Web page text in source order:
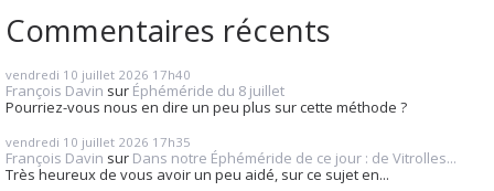
Commentaires récents
vendredi 10 juillet 2026 17h40
François Davin sur Éphéméride du 8 juillet
Pourriez-vous nous en dire un peu plus sur cette méthode ?
vendredi 10 juillet 2026 17h35
François Davin sur Dans notre Éphéméride de ce jour : de Vitrolles...
Très heureux de vous avoir un peu aidé, sur ce sujet en...